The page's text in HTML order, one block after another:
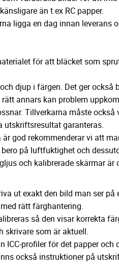
än t.ex RC papper.
ligga en dag innan leverans
för att bläcket som
djup i färgen. Det ger också
annars kan problem
Tillverkarna måste också
utskriftsresultat garanteras.
god rekommenderar vi att
på luftfuktighet och
och kalibrerade skärmar
ut exakt den bild man ser på
rätt färghantering.
så den visar korrekta
skrivare som är aktuell.
ICC-profiler för det papper och
också instruktioner på